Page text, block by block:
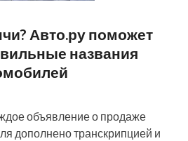
Авто.ру поможет
названия
объявление о продаже
дополнено транскрипцией и